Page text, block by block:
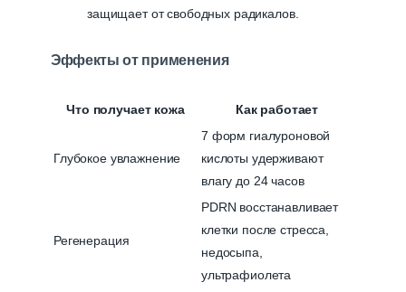
защищает от свободных радикалов.
Эффекты от применения
Что получает кожа Как работает
Глубокое увлажнение
7 форм гиалуроновой
кислоты удерживают
влагу до 24 часов
Регенерация
PDRN восстанавливает
клетки после стресса,
недосыпа,
ультрафиолета